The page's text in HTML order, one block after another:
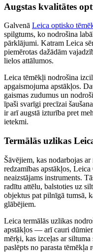
Augstas kvalitātes
Galvenā Leica optisko
spilgtums, ko nodrošina
pārklājumi. Katram Leica
piemērotas dažādām
lielos attālumos.
Leica tēmēkļi nodrošina
apgaismojuma apstākļos.
gaismas zudumus un
īpaši svarīgi precīzai
ir arī augstā izturība pret
ietekmi.
Termālās uzlikas
Šāvējiem, kas nodarbojas
redzamības apstākļos,
neaizstājams instruments.
radītu attēlu, balstoties uz
objektus pat pilnīgā tumsā,
glābējiem.
Leica termālās uzlikas
apstākļos — arī cauri
mērķi, kas izceļas ar
paslēpts no parasta tēmēkļa